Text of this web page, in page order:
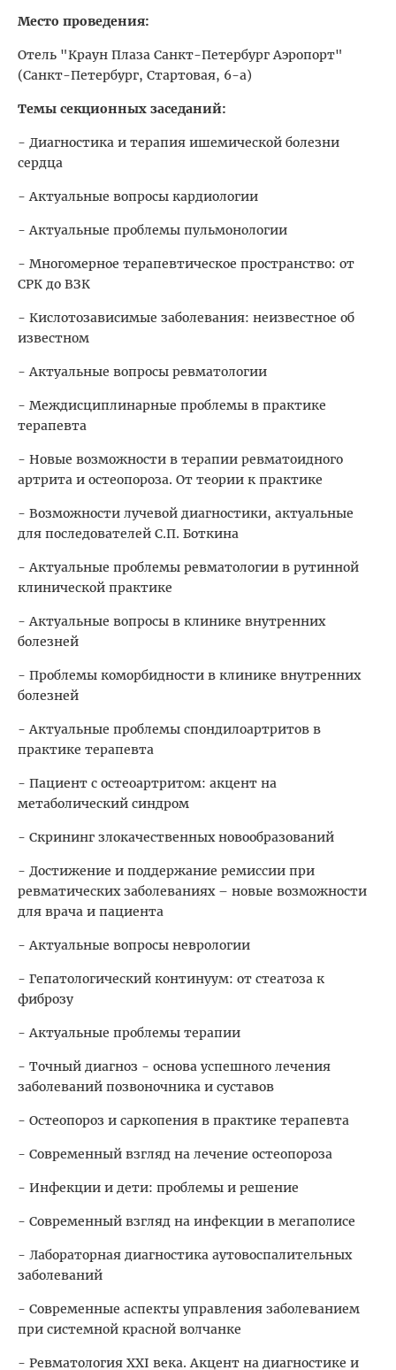
Место проведения:
Отель "Краун Плаза Санкт-Петербург Аэропорт"
(Санкт-Петербург, Стартовая, 6-а)
Темы секционных заседаний:
- Диагностика и терапия ишемической болезни
сердца
- Актуальные вопросы кардиологии
- Актуальные проблемы пульмонологии
- Многомерное терапевтическое пространство: от
СРК до ВЗК
- Кислотозависимые заболевания: неизвестное об
известном
- Актуальные вопросы ревматологии
- Междисциплинарные проблемы в практике
терапевта
- Новые возможности в терапии ревматоидного
артрита и остеопороза. От теории к практике
- Возможности лучевой диагностики, актуальные
для последователей С.П. Боткина
- Актуальные проблемы ревматологии в рутинной
клинической практике
- Актуальные вопросы в клинике внутренних
болезней
- Проблемы коморбидности в клинике внутренних
болезней
- Актуальные проблемы спондилоартритов в
практике терапевта
- Пациент с остеоартритом: акцент на
метаболический синдром
- Скрининг злокачественных новообразований
- Достижение и поддержание ремиссии при
ревматических заболеваниях – новые возможности
для врача и пациента
- Актуальные вопросы неврологии
- Гепатологический континуум: от стеатоза к
фиброзу
- Актуальные проблемы терапии
- Точный диагноз - основа успешного лечения
заболеваний позвоночника и суставов
- Остеопороз и саркопения в практике терапевта
- Современный взгляд на лечение остеопороза
- Инфекции и дети: проблемы и решение
- Современный взгляд на инфекции в мегаполисе
- Лабораторная диагностика аутовоспалительных
заболеваний
- Современные аспекты управления заболеванием
при системной красной волчанке
- Ревматология XXI века. Акцент на диагностике и